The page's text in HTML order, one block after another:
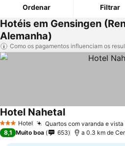
Ordenar Filtrar
Hotéis em Gensingen
Alemanha)
Como os pagamentos influenciam os
3 EstrelasHotel Quartos com varanda e vista
Hotel Nahetal
8,1 Muito boa 653 a 0.3 km de